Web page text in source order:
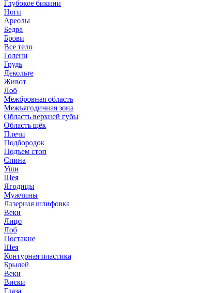
Глубокое бикини
Ноги
Ареолы
Бедра
Брови
Все тело
Голени
Грудь
Декольте
Живот
Лоб
Межбровная область
Межъягодичная зона
Область верхней губы
Область щёк
Плечи
Подбородок
Подъем стоп
Спина
Уши
Шея
Ягодицы
Мужчины
Лазерная шлифовка
Веки
Лицо
Лоб
Постакне
Шея
Контурная пластика
Брылей
Веки
Виски
Глаза